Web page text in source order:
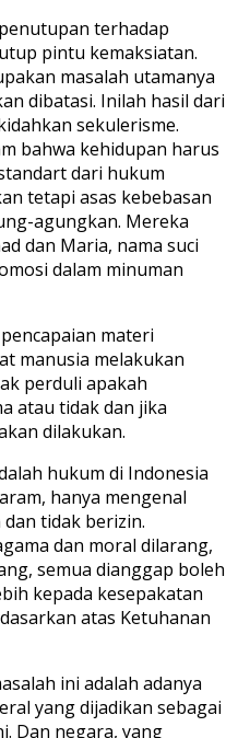
terhadap
pintu kemaksiatan.
masalah utamanya
dibatasi. Inilah hasil dari
sekulerisme.
bahwa kehidupan harus
dari hukum
tetapi asas kebebasan
agungkan. Mereka
dan Maria, nama suci
dalam minuman
materi
manusia melakukan
perduli apakah
atau tidak dan jika
dilakukan.
hukum di Indonesia
hanya mengenal
tidak berizin.
dan moral dilarang,
semua dianggap boleh
kepada kesepakatan
atas Ketuhanan
ini adalah adanya
yang dijadikan sebagai
Dan negara, yang